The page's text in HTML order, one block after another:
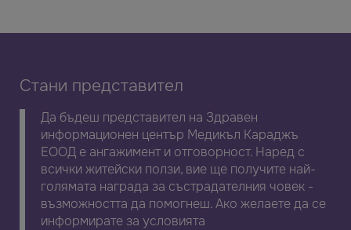
Стани представител
Да бъдеш представител на Здравен
информационен център Медикъл Караджъ
ЕООД е ангажимент и отговорност. Наред с
всички житейски ползи, вие ще получите най-
голямата награда за състрадателния човек -
възможността да помогнеш. Ако желаете да се
информирате за условията